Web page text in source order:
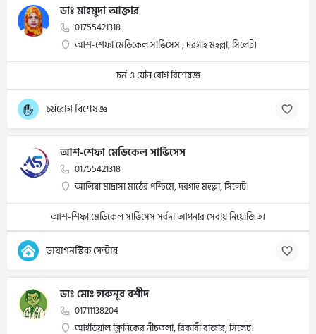
ডাঃ মাহমুদা আক্তার
01755421318
আশ-শেফা মেডিকেল সার্ভিসেস , দরগাহ মহল্লা, সিলেট।
চর্ম ও যৌন রোগ বিশেষজ্ঞ
চর্মরোগ বিশেষজ্ঞ
আশ-শেফা মেডিকেল সার্ভিসেস
01755421318
আলিয়া মাদ্রাসা মাঠের পশ্চিমে, দরগাহ মহল্লা, সিলেট।
আশ-শিফা মেডিকেল সার্ভিসেস সর্বদা আপনার সেবায় নিয়োজিত।
ডায়াগনস্টিক সেন্টার
ডাঃ মোঃ হারুনূর রশীদ
01711138204
আইডিয়াল ক্লিনিকের নীচতলা, রিকাবী বাজার, সিলেট।